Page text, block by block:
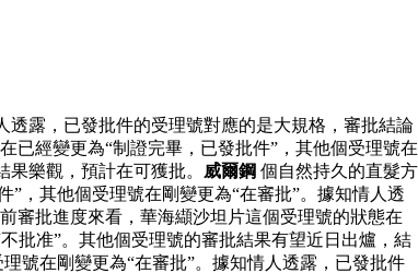
透露，已發批件的受理號對應的是大規格，審批結論
已經變更為“制證完畢，已發批件”，其他個受理號在
樂觀，預計在可獲批。 威爾鋼 個自然持久的直髮方
，其他個受理號在剛變更為“在審批”。據知情人透
審批進度來看，華海纈沙坦片這個受理號的狀態在
批准”。其他個受理號的審批結果有望近日出爐，結
號在剛變更為“在審批”。據知情人透露，已發批件